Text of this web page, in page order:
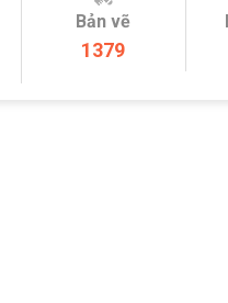
Bản vẽ
1379